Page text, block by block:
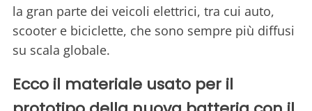
la gran parte dei veicoli elettrici, tra cui auto,
scooter e biciclette, che sono sempre più diffusi
su scala globale.
Ecco il materiale usato per il